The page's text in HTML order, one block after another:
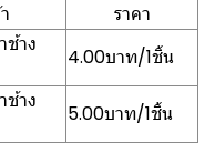
ราคา
ช้าง
4.00บาท/1ชิ้น
ช้าง
5.00บาท/1ชิ้น